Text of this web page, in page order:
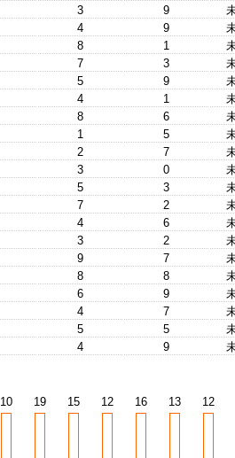
3 9
4 9
8 1
7 3
5 9
4 1
8 6
1 5
2 7
3 0
5 3
7 2
4 6
3 2
9 7
8 8
6 9
4 7
5 5
4 9
10 19 15 12 16 13 12